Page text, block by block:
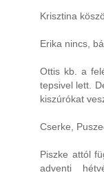
Krisztina
Erika nincs,
Ottis kb. a
tepsivel lett.
kiszúrókat
Cserke,
Piszke attól
adventi